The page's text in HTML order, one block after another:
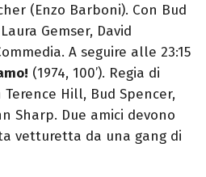
(Enzo Barboni). Con Bud
Gemser, David
A seguire alle 23:15
(1974, 100’). Regia di
Hill, Bud Spencer,
Sharp. Due amici devono
vetturetta da una gang di